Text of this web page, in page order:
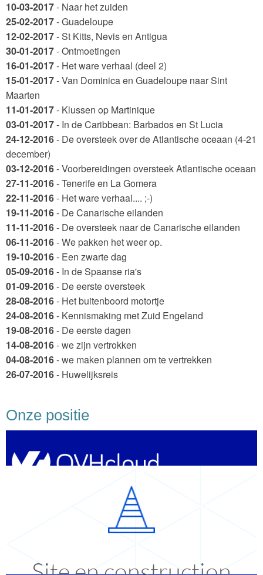
10-03-2017- Naar het zuiden
25-02-2017- Guadeloupe
12-02-2017- St Kitts, Nevis en Antigua
30-01-2017- Ontmoetingen
16-01-2017- Het ware verhaal (deel 2)
15-01-2017- Van Dominica en Guadeloupe naar Sint
Maarten
11-01-2017- Klussen op Martinique
03-01-2017- In de Caribbean: Barbados en St Lucia
24-12-2016- De oversteek over de Atlantische oceaan (4-21
december)
03-12-2016- Voorbereidingen oversteek Atlantische oceaan
27-11-2016- Tenerife en La Gomera
22-11-2016- Het ware verhaal.... ;-)
19-11-2016- De Canarische eilanden
11-11-2016- De oversteek naar de Canarische eilanden
06-11-2016- We pakken het weer op.
19-10-2016- Een zwarte dag
05-09-2016- In de Spaanse ria's
01-09-2016- De eerste oversteek
28-08-2016- Het buitenboord motortje
24-08-2016- Kennismaking met Zuid Engeland
19-08-2016- De eerste dagen
14-08-2016- we zijn vertrokken
04-08-2016- we maken plannen om te vertrekken
26-07-2016- Huwelijksreis
Onze positie